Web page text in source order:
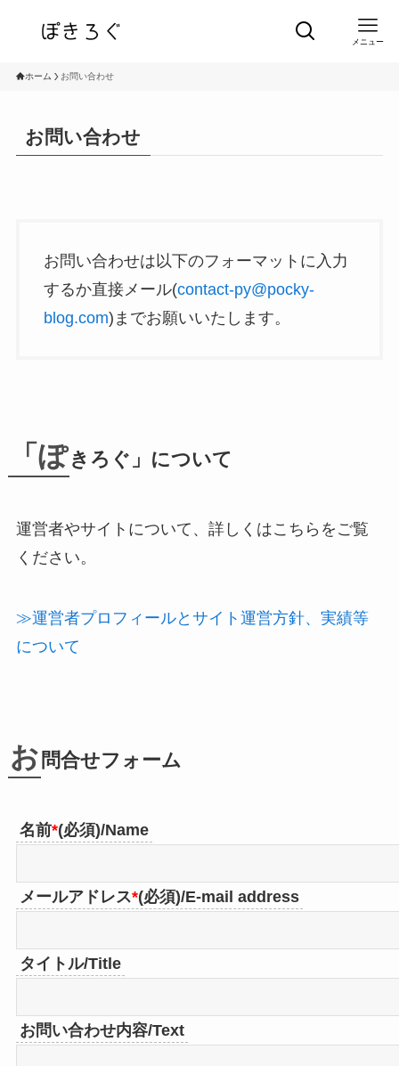
メニュー
ホーム お問い合わせ
お問い合わせ
お問い合わせは以下のフォーマットに入力
するか直接メール(contact-py@pocky-
blog.com)までお願いいたします。
「ぽ きろぐ」について
運営者やサイトについて、詳しくはこちらをご覧
ください。
≫運営者プロフィールとサイト運営方針、実績等
について
お 問合せフォーム
名前*(必須)/Name
メールアドレス*(必須)/E-mail address
タイトル/Title
お問い合わせ内容/Text